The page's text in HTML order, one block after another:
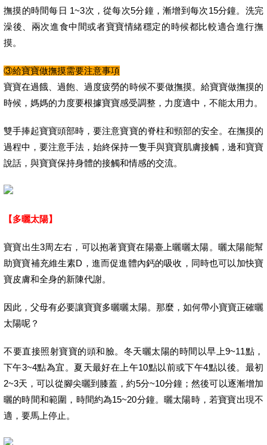
撫摸的時間每日 1~3次，從每次5分鐘，漸增到每次15分鐘。洗完
澡後、兩次進食中間或者寶寶情緒穩定的時候都比較適合進行撫
摸。
③給寶寶做撫摸需要注意事項
寶寶在過餓、過飽、過度疲勞的時候不要做撫摸。給寶寶做撫摸的
時候，媽媽的力度要根據寶寶感受調整，力度適中，不能太用力。
雙手捧起寶寶頭部時，要注意寶寶的脊柱和頸部的安全。在撫摸的
過程中，要注意手法，始終保持一隻手與寶寶肌膚接觸，邊和寶寶
說話，與寶寶保持身體的接觸和情感的交流。
【多曬太陽】
寶寶出生3周左右，可以抱著寶寶在陽臺上曬曬太陽。曬太陽能幫
助寶寶補充維生素D，進而促進體內鈣的吸收，同時也可以加快寶
寶皮膚和全身的新陳代謝。
因此，父母有必要讓寶寶多曬曬太陽。那麼，如何帶小寶寶正確曬
太陽呢？
不要直接照射寶寶的頭和臉。冬天曬太陽的時間以早上9~11點，
下午3~4點為宜。夏天最好在上午10點以前或下午4點以後。最初
2~3天，可以從腳尖曬到膝蓋，約5分~10分鐘；然後可以逐漸增加
曬的時間和範圍，時間約為15~20分鐘。曬太陽時，若寶寶出現不
適，要馬上停止。